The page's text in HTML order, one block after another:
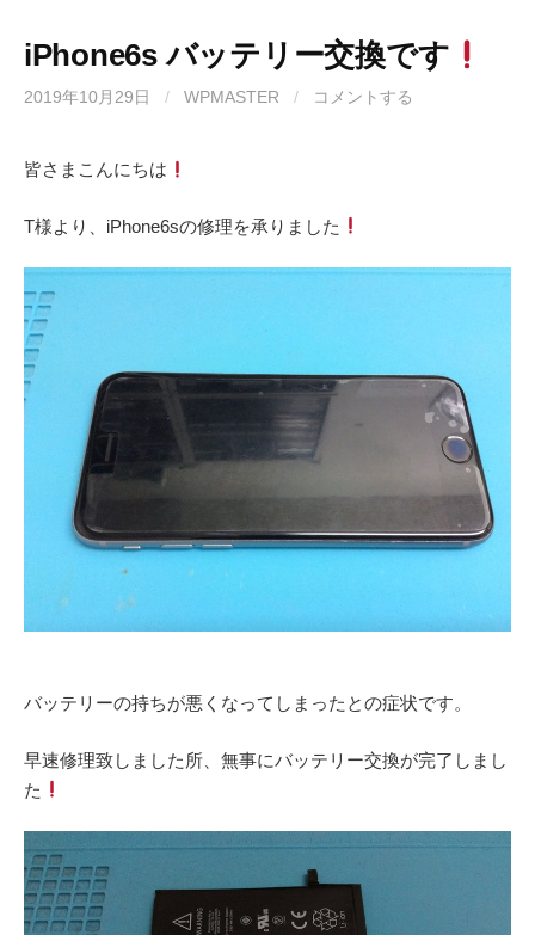
iPhone6s バッテリー交換です
2019年10月29日 / WPMASTER / コメントする
皆さまこんにちは
T様より、iPhone6sの修理を承りました
バッテリーの持ちが悪くなってしまったとの症状です。
早速修理致しました所、無事にバッテリー交換が完了しまし
た